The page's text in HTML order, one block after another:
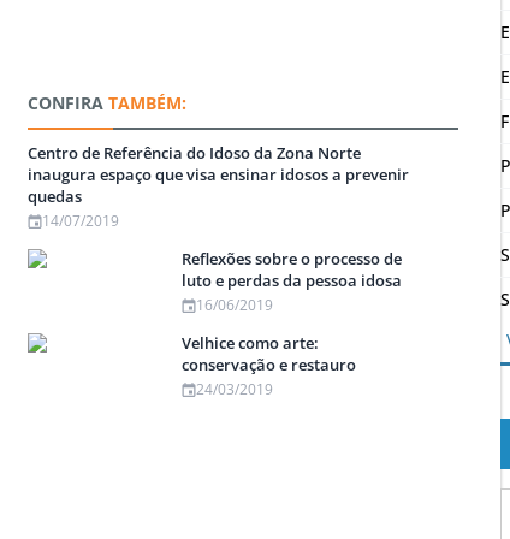
CONFIRATAMBÉM:
Centro de Referência do Idoso da Zona Norte
inaugura espaço que visa ensinar idosos a prevenir
quedas
14/07/2019
Reflexões sobre o processo de
luto e perdas da pessoa idosa
16/06/2019
Velhice como arte:
conservação e restauro
24/03/2019